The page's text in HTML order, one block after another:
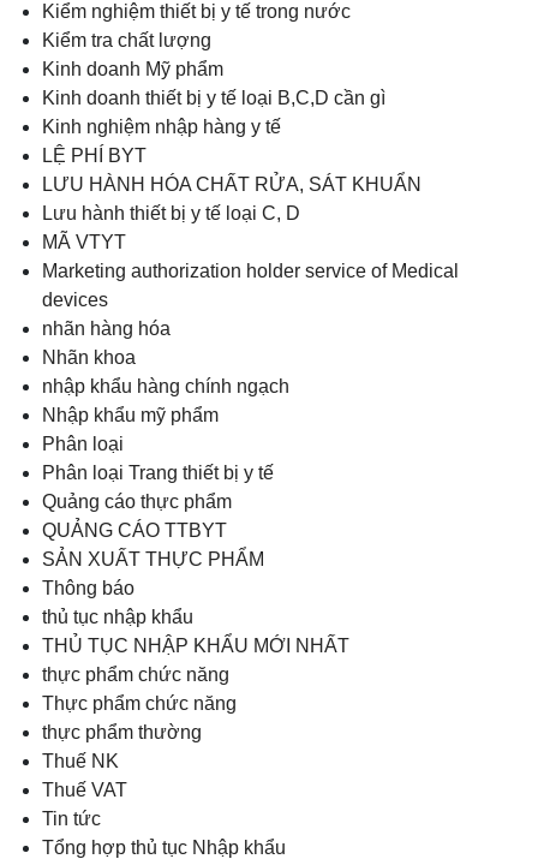
Kiểm nghiệm thiết bị y tế trong nước
Kiểm tra chất lượng
Kinh doanh Mỹ phẩm
Kinh doanh thiết bị y tế loại B,C,D cần gì
Kinh nghiệm nhập hàng y tế
LỆ PHÍ BYT
LƯU HÀNH HÓA CHẤT RỬA, SÁT KHUẨN
Lưu hành thiết bị y tế loại C, D
MÃ VTYT
Marketing authorization holder service of Medical
devices
nhãn hàng hóa
Nhãn khoa
nhập khẩu hàng chính ngạch
Nhập khẩu mỹ phẩm
Phân loại
Phân loại Trang thiết bị y tế
Quảng cáo thực phẩm
QUẢNG CÁO TTBYT
SẢN XUẤT THỰC PHẨM
Thông báo
thủ tục nhập khẩu
THỦ TỤC NHẬP KHẨU MỚI NHẤT
thực phẩm chức năng
Thực phẩm chức năng
thực phẩm thường
Thuế NK
Thuế VAT
Tin tức
Tổng hợp thủ tục Nhập khẩu